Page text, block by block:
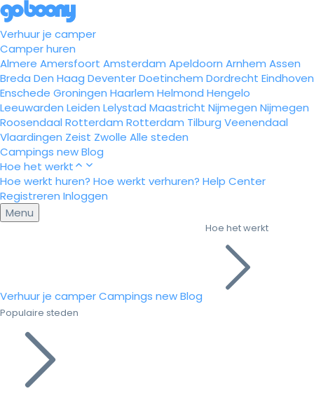
Verhuur je camper
Camper huren
Almere Amersfoort Amsterdam Apeldoorn Arnhem Assen
Breda Den Haag DeventerDoetinchem Dordrecht Eindhoven
Enschede Groningen Haarlem Helmond Hengelo
Leeuwarden Leiden Lelystad Maastricht Nijmegen Nijmegen
Roosendaal Rotterdam Rotterdam Tilburg Veenendaal
Vlaardingen Zeist Zwolle Alle steden
Campings newBlog
Hoe het werkt
Hoe werkt huren? Hoe werkt verhuren? Help Center
Registreren Inloggen
Menu
Verhuur je camperCampings newBlog
Hoe het werkt
Populaire steden